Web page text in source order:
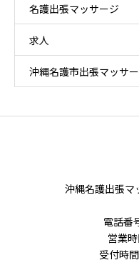
名護出張マッサージ
求人
沖縄名護市出張マッサ
沖縄名護出張マ
電話番
営業
受付時